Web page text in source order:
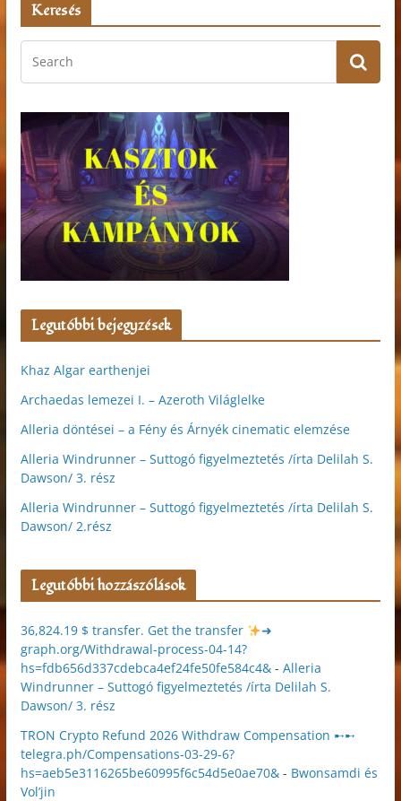
Keresés
Legutóbbi bejegyzések
Khaz Algar earthenjei
Archaedas lemezei I. – Azeroth Világlelke
Alleria döntései – a Fény és Árnyék cinematic elemzése
Alleria Windrunner – Suttogó figyelmeztetés /írta Delilah S.
Dawson/ 3. rész
Alleria Windrunner – Suttogó figyelmeztetés /írta Delilah S.
Dawson/ 2.rész
Legutóbbi hozzászólások
36,824.19 $ transfer. Get the transfer
➜
graph.org/Withdrawal-process-04-14?
hs=fdb656d337cdebca4ef24fe50fe584c4&- Alleria
Windrunner – Suttogó figyelmeztetés /írta Delilah S.
Dawson/ 3. rész
TRON Crypto Refund 2026 Withdraw Compensation ➸➸
telegra.ph/Compensations-03-29-6?
hs=aeb5e3116265be60995f6c54d5e0ae70&- Bwonsamdi és
Vol’jin